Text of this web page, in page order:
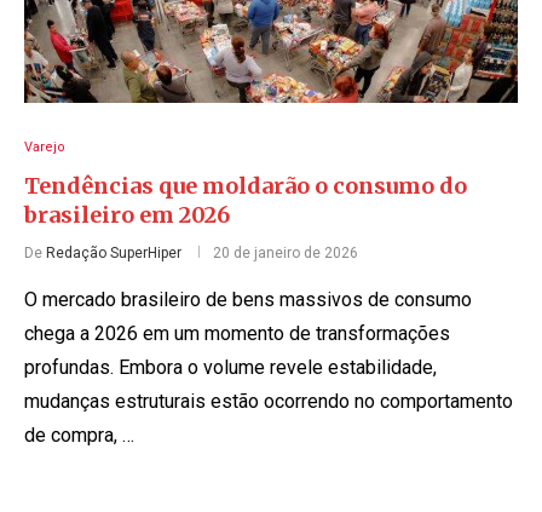
Varejo
Tendências que moldarão o consumo do
brasileiro em 2026
De Redação SuperHiper 20 de janeiro de 2026
O mercado brasileiro de bens massivos de consumo
chega a 2026 em um momento de transformações
profundas. Embora o volume revele estabilidade,
mudanças estruturais estão ocorrendo no comportamento
de compra, …